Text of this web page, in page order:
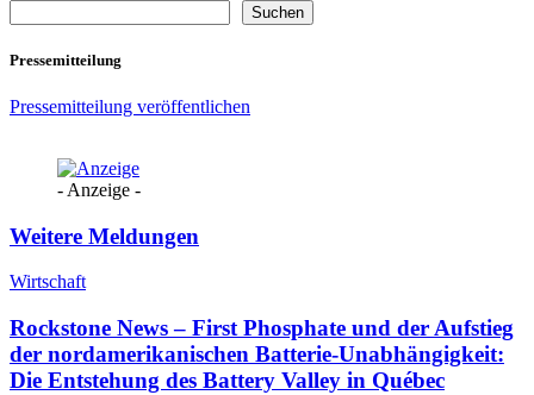
Suchen
Pressemitteilung
Pressemitteilung veröffentlichen
- Anzeige -
Weitere Meldungen
Wirtschaft
Rockstone News – First Phosphate und der Aufstieg
der nordamerikanischen Batterie-Unabhängigkeit:
Die Entstehung des Battery Valley in Québec